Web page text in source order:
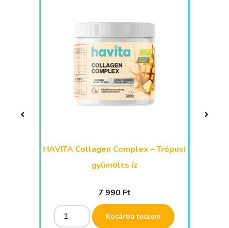
Alternative:
HAVITA Collagen Complex – Trópusi
gyümölcs íz
7 990 Ft
Kosárba teszem